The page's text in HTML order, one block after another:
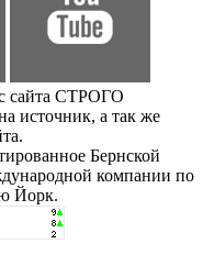
сайта СТРОГО
источник, а так же
Бернской
компании по
Йорк.